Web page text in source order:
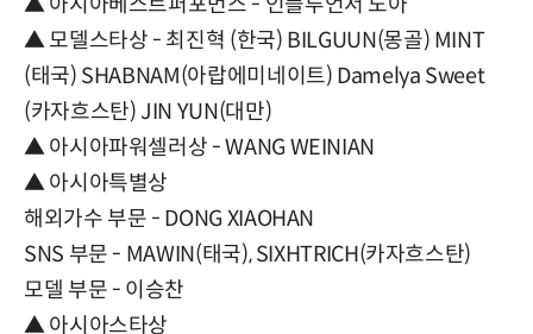
▲ 모델스타상 - 최진혁 (한국) BILGUUN(몽골) MINT
(태국) SHABNAM(아랍에미네이트) Damelya Sweet
(카자흐스탄) JIN YUN(대만)
▲ 아시아파워셀러상 - WANG WEINIAN
▲ 아시아특별상
해외가수 부문 - DONG XIAOHAN
SNS 부문 - MAWIN(태국), SIXHTRICH(카자흐스탄)
모델 부문 - 이승찬
▲ 아시아스타상